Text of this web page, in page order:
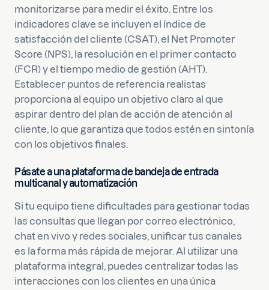
monitorizarse para medir el éxito. Entre los
indicadores clave se incluyen el índice de
satisfacción del cliente (CSAT), el Net Promoter
Score (NPS), la resolución en el primer contacto
(FCR) y el tiempo medio de gestión (AHT).
Establecer puntos de referencia realistas
proporciona al equipo un objetivo claro al que
aspirar dentro del plan de acción de atención al
cliente, lo que garantiza que todos estén en sintonía
con los objetivos finales.
Pásate a una plataforma de bandeja de entrada
multicanal y automatización
Si tu equipo tiene dificultades para gestionar todas
las consultas que llegan por correo electrónico,
chat en vivo y redes sociales, unificar tus canales
es la forma más rápida de mejorar. Al utilizar una
plataforma integral, puedes centralizar todas las
interacciones con los clientes en una única